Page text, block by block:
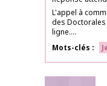
L'appel à
des Doctorales
ligne....
Mots-clés